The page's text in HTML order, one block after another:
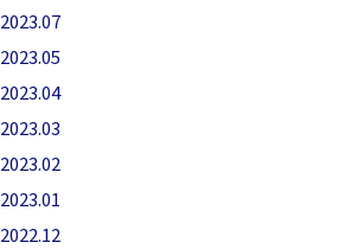
2023.07
2023.05
2023.04
2023.03
2023.02
2023.01
2022.12